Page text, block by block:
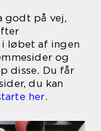
godt på vej,
løbet af ingen
og
disse. Du får
du kan
her.